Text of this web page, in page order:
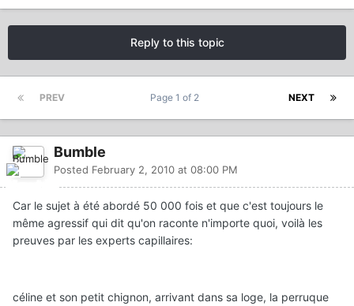
Reply to this topic
PREV NEXT
Page 1 of 2
Bumble
Posted February 2, 2010 at 08:00 PM
Car le sujet à été abordé 50 000 fois et que c'est toujours le
même agressif qui dit qu'on raconte n'importe quoi, voilà les
preuves par les experts capillaires:
céline et son petit chignon, arrivant dans sa loge, la perruque